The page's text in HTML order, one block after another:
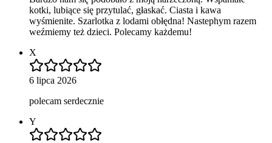
kotki, lubiące się przytulać, głaskać. Ciasta i kawa
wyśmienite. Szarlotka z lodami obłędna! Nastephym razem
weźmiemy też dzieci. Polecamy każdemu!
X
6 lipca 2026
polecam serdecznie
Y